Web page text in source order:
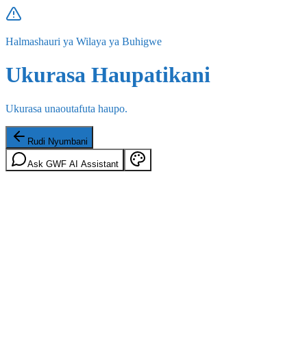
Halmashauri ya Wilaya ya Buhigwe
Ukurasa Haupatikani
Ukurasa unaoutafuta haupo.
Rudi Nyumbani
Ask GWF AI Assistant